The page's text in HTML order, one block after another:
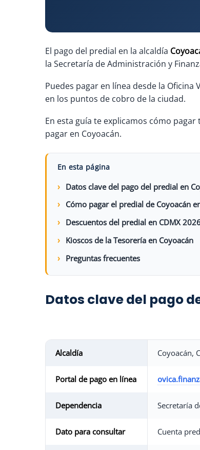
El pago del predial en la alcaldía
la Secretaría de Administración y
Puedes pagar en línea desde la
en los puntos de cobro de la ciudad.
En esta guía te explicamos cómo
pagar en Coyoacán.
En esta página
Datos clave del pago del predial en
Cómo pagar el predial de Coyoacán
Descuentos del predial en CDMX
Kioscos de la Tesorería en Coyoacán
Preguntas frecuentes
Datos clave del pago
Alcaldía Coyoacán,
Portal de pago en línea
Dependencia Secretaría
Dato para consultar Cuenta